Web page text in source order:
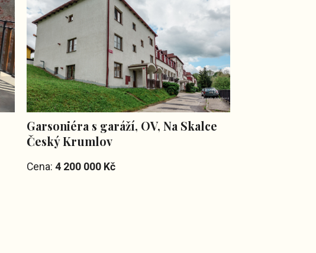
Garsoniéra s garáží, OV, Na Skalce
Český Krumlov
Cena: 4 200 000 Kč